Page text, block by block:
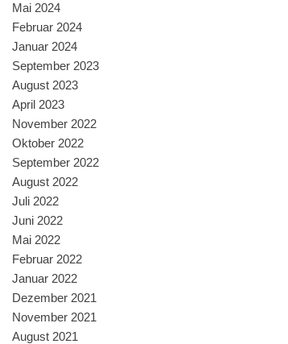
Mai 2024
Februar 2024
Januar 2024
September 2023
August 2023
April 2023
November 2022
Oktober 2022
September 2022
August 2022
Juli 2022
Juni 2022
Mai 2022
Februar 2022
Januar 2022
Dezember 2021
November 2021
August 2021